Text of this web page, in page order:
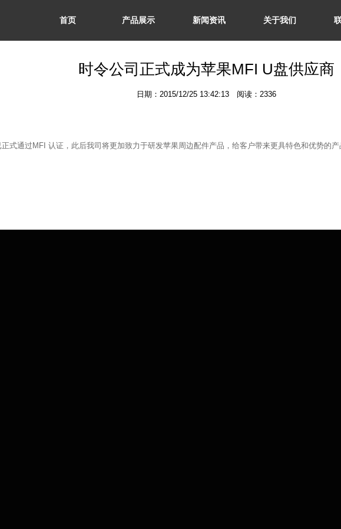
首页 产品展示 新闻资讯 关于我们
时令公司正式成为苹果MFI U盘供应商
日期：2015/12/25 13:42:13 阅读：2336
式通过MFI 认证，此后我司将更加致力于研发苹果周边配件产品，给客户带来更具特色和优势的产